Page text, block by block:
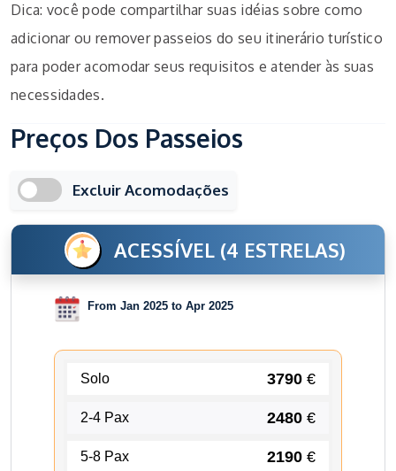
Dica: você pode compartilhar suas idéias sobre como
adicionar ou remover passeios do seu itinerário turístico
para poder acomodar seus requisitos e atender às suas
necessidades.
Preços Dos Passeios
Excluir Acomodações
ACESSÍVEL (4 ESTRELAS)
From Jan 2025 to Apr 2025
Solo 3790 €
2-4 Pax 2480 €
5-8 Pax 2190 €